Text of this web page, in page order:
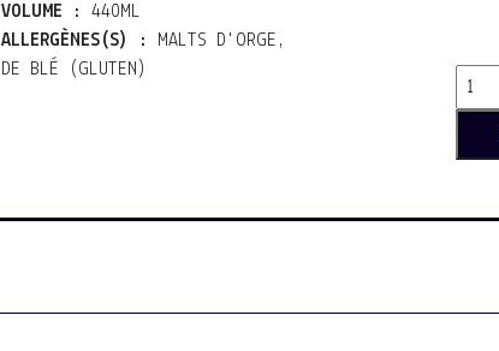
VOLUME :
440ML
ALLERGÈNES(S) :
MALTS D'ORGE,
DE BLÉ (GLUTEN)